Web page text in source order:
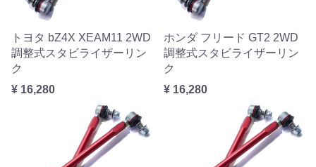
トヨタ bZ4X XEAM11 2WD
調整式スタビライザーリン
ク
¥ 16,280
ホンダ フリード GT2 2WD
調整式スタビライザーリン
ク
¥ 16,280